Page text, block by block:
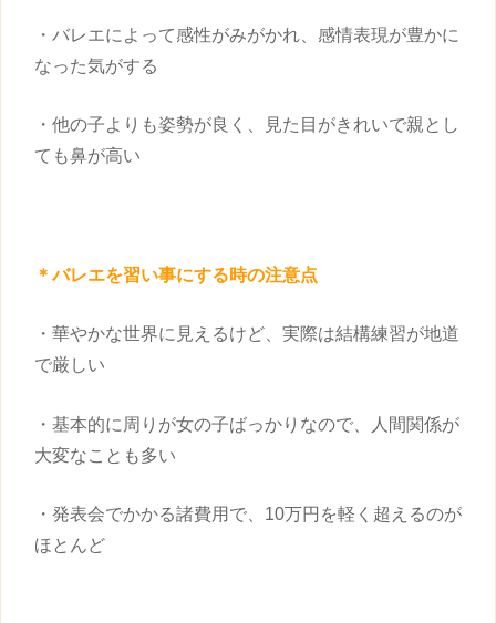
・バレエによって感性がみがかれ、感情表現が豊かに
なった気がする
・他の子よりも姿勢が良く、見た目がきれいで親とし
ても鼻が高い
＊バレエを習い事にする時の注意点
・華やかな世界に見えるけど、実際は結構練習が地道
で厳しい
・基本的に周りが女の子ばっかりなので、人間関係が
大変なことも多い
・発表会でかかる諸費用で、10万円を軽く超えるのが
ほとんど